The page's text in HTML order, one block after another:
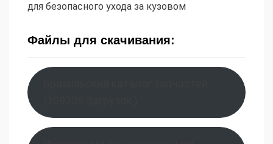
для безопасного ухода за кузовом
Файлы для скачивания: